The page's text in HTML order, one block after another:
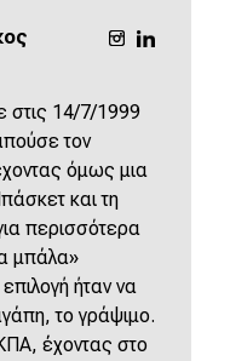
στις 14/7/1999
τον
όμως μια
και τη
περισσότερα
μπάλα»
ήταν να
το γράψιμο.
έχοντας στο